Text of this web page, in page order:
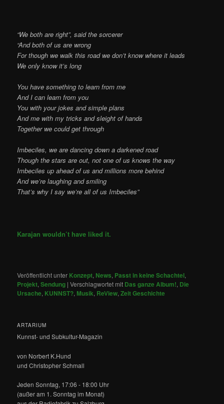
“We both are right”, said the sorcerer
“And both of us are wrong
For though we walk this road we don’t know where it leads
We only know it’s long
You have something to learn from me
And I can learn from you
You with your jokes and simple plans
And me with my tricks and sleight of hands
Together we could get through
Imbeciles, we are dancing down a darkened road
Though the stars are out, not one of us knows the way
Imbeciles up ahead of us and millions more behind
And we’re laughing and smiling
That’s why I say we’re all of us Imbeciles”
Karajan wouldn’t have liked it.
Veröffentlicht unter Konzept, News, Passt in keine Schachtel,
Projekt,Sendung |Verschlagwortet mit Das ganze Album!, Die
Ursache, KUNNST?, Musik, ReView,Zeit Geschichte
ARTARIUM
Kunnst- und Subkultur-Magazin
von Norbert K.Hund
und Christopher Schmall
Jeden Sonntag, 17:06 - 18:00 Uhr
(außer am 1. Sonntag im Monat)